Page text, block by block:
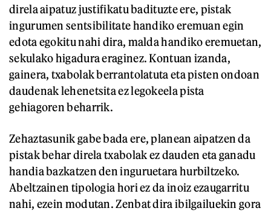
direla aipatuz justifikatu badituzte ere, pistak
ingurumen sentsibilitate handiko eremuan egin
edota egokitu nahi dira, malda handiko eremuetan,
sekulako higadura eraginez. Kontuan izanda,
gainera, txabolak berrantolatuta eta pisten ondoan
daudenak lehenetsita ez legokeela pista
gehiagoren beharrik.
Zehaztasunik gabe bada ere, planean aipatzen da
pistak behar direla txabolak ez dauden eta ganadu
handia bazkatzen den inguruetara hurbiltzeko.
Abeltzainen tipologia hori ez da inoiz ezaugarritu
nahi, ezein modutan. Zenbat dira ibilgailuekin gora